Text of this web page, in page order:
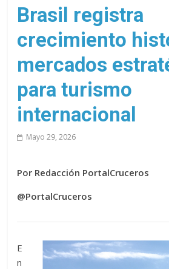
de
cruceros
en
solo
Brasil registra
crecimiento
mercados
para turismo
internacional
Mayo 29, 2026
Por Redacción PortalCruceros
@PortalCruceros
E
n